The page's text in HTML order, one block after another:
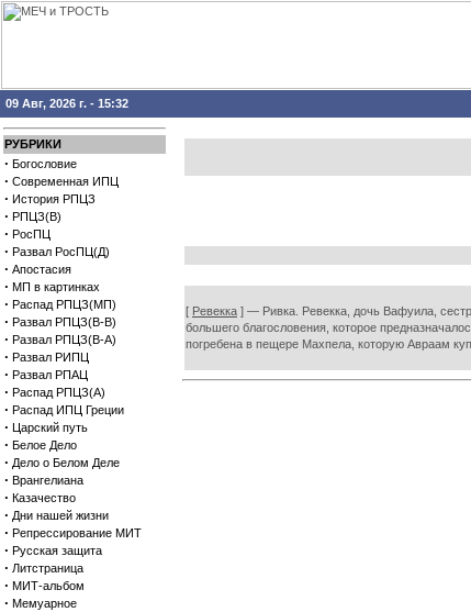
09 Авг, 2026 г. - 15:32
РУБРИКИ
· Богословие
· Современная ИПЦ
· История РПЦЗ
· РПЦЗ(В)
· РосПЦ
· Развал РосПЦ(Д)
· Апостасия
· МП в картинках
· Распад РПЦЗ(МП)
· Развал РПЦЗ(В-В)
· Развал РПЦЗ(В-А)
· Развал РИПЦ
· Развал РПАЦ
· Распад РПЦЗ(А)
· Распад ИПЦ Греции
· Царский путь
· Белое Дело
· Дело о Белом Деле
· Врангелиана
· Казачество
· Дни нашей жизни
· Репрессирование МИТ
· Русская защита
· Литстраница
· МИТ-альбом
· Мемуарное
[ Ревекка ] — Ривка. Ревекка, дочь Вафуила,
большего благословения, которое
погребена в пещере Махпела, которую Авраам